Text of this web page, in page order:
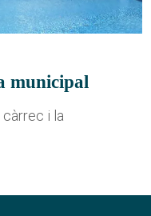
municipal
i la